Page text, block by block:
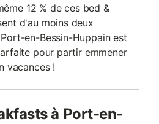
12 % de ces bed &
d'au moins deux
en-Bessin-Huppain est
pour partir emmener
vacances !
à Port-en-